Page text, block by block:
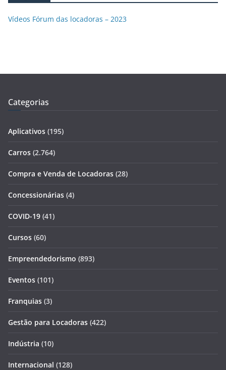
Vídeos Fórum das locadoras – 2023
Categorias
Aplicativos (195)
Carros (2.764)
Compra e Venda de Locadoras (28)
Concessionárias (4)
COVID-19 (41)
Cursos (60)
Empreendedorismo (893)
Eventos (101)
Franquias (3)
Gestão para Locadoras (422)
Indústria (10)
Internacional (128)